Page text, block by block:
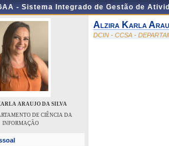
- Sistema Integrado de Gestão de
ARAUJO DA SILVA
DE CIÊNCIA DA
INFORMAÇÃO
Alzira Karla
DCIN - CCSA -